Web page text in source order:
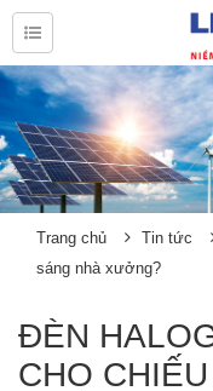
Trang chủ Tin tức
sáng nhà xưởng?
ĐÈN
CHO